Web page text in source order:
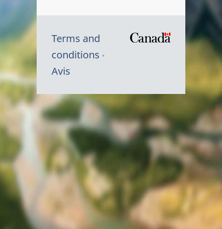
Terms and
conditions
Avis
Canada